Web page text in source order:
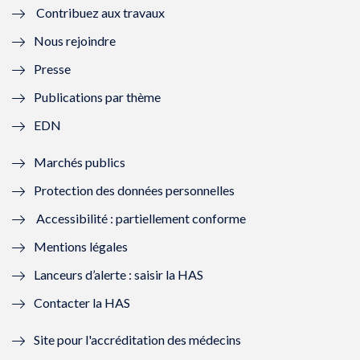
l
l
f
n
ê
t
r
e
)
e
e
n
ê
r
)
ê
t
e
ê
)
Contribuez aux travaux
Nous rejoindre
Presse
Publications par thème
EDN
Marchés publics
Protection des données personnelles
Accessibilité : partiellement conforme
Mentions légales
Lanceurs d’alerte : saisir la HAS
Contacter la HAS
Site pour l'accréditation des médecins